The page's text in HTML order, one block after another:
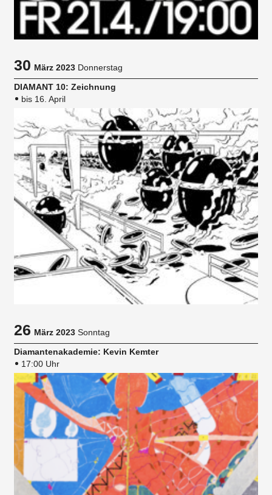
30März 2023 Donnerstag
DIAMANT 10: Zeichnung
bis 16. April
26März 2023 Sonntag
Diamantenakademie: Kevin Kemter
17:00 Uhr